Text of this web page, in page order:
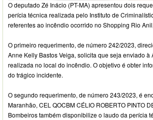
O deputado Zé Inácio (PT-MA) apresentou dois
perícia técnica realizada pelo Instituto de
referentes ao incêndio ocorrido no Shopping Rio
O primeiro requerimento, de número 242/2023,
Anne Kelly Bastos Veiga, solicita que seja enviado
realizada no local do incêndio. O objetivo é obter
do trágico incidente.
O segundo requerimento, de número 243/2023, é
Maranhão, CEL QOCBM CÉLIO ROBERTO PINTO
Bombeiros também disponibilize o laudo da perícia